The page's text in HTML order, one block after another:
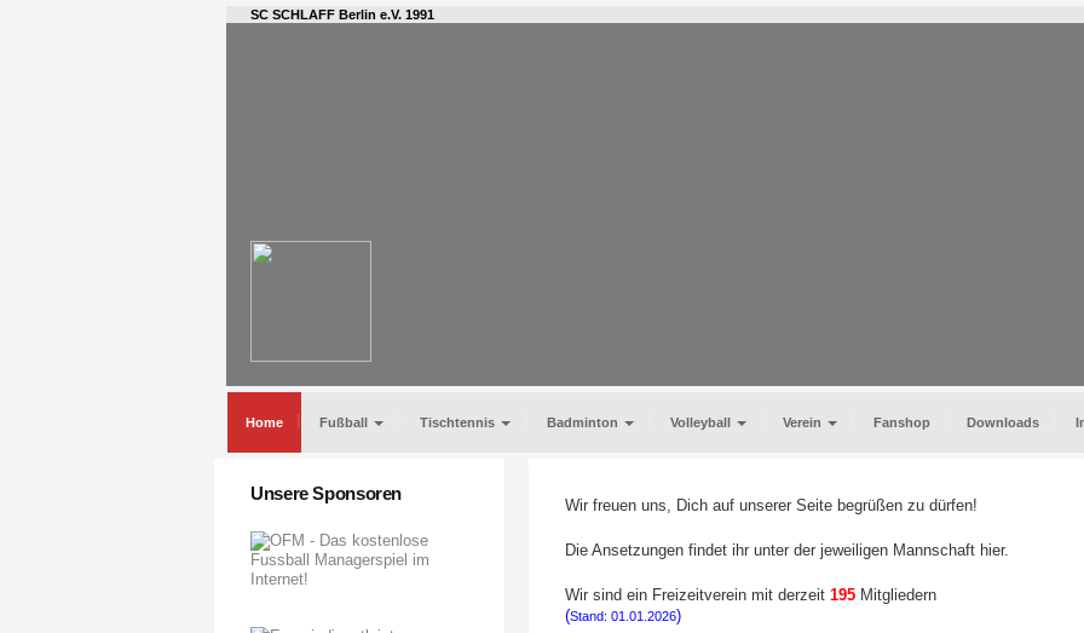
SC SCHLAFF Berlin e.V. 1991
Home Fußball Tischtennis Badminton Volleyball Verein Fanshop Downloads
Unsere Sponsoren
Wir freuen uns, Dich auf unserer Seite begrüßen zu dürfen!
Die Ansetzungen findet ihr unter der jeweiligen Mannschaft hier.
Wir sind ein Freizeitverein mit derzeit 195 Mitgliedern
(Stand: 01.01.2026)